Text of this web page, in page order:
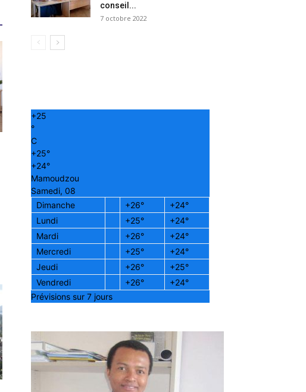
conseil...
7 octobre 2022
+25
°
C
+25°
+24°
Mamoudzou
Samedi, 08
Dimanche
+26° +24°
Lundi
+25° +24°
Mardi
+26° +24°
Mercredi
+25° +24°
Jeudi
+26° +25°
Vendredi
+26° +24°
Prévisions sur 7 jours